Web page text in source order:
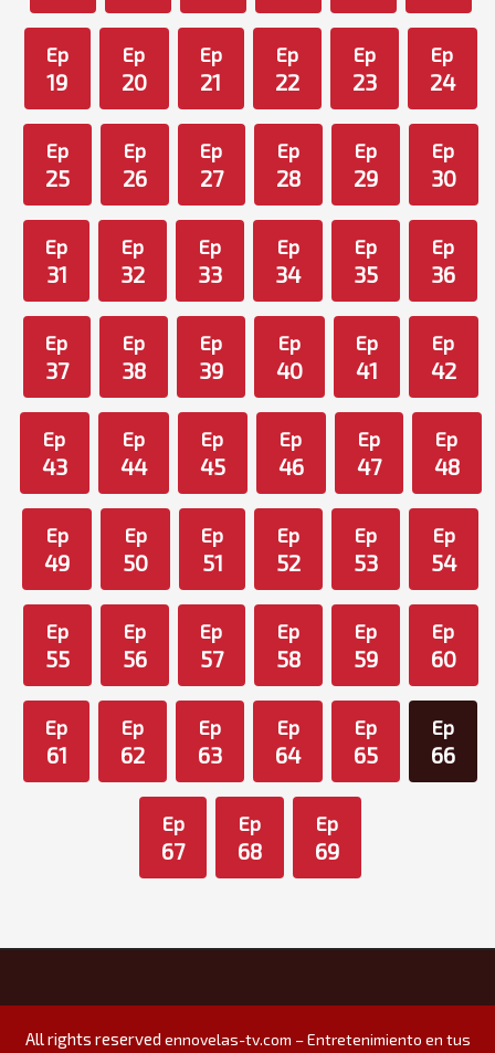
Ep
19
Ep
20
Ep
21
Ep
22
Ep
23
Ep
24
Ep
25
Ep
26
Ep
27
Ep
28
Ep
29
Ep
30
Ep
31
Ep
32
Ep
33
Ep
34
Ep
35
Ep
36
Ep
37
Ep
38
Ep
39
Ep
40
Ep
41
Ep
42
Ep
43
Ep
44
Ep
45
Ep
46
Ep
47
Ep
48
Ep
49
Ep
50
Ep
51
Ep
52
Ep
53
Ep
54
Ep
55
Ep
56
Ep
57
Ep
58
Ep
59
Ep
60
Ep
61
Ep
62
Ep
63
Ep
64
Ep
65
Ep
66
Ep
67
Ep
68
Ep
69
All rights reserved ennovelas-tv.com – Entretenimiento en tus